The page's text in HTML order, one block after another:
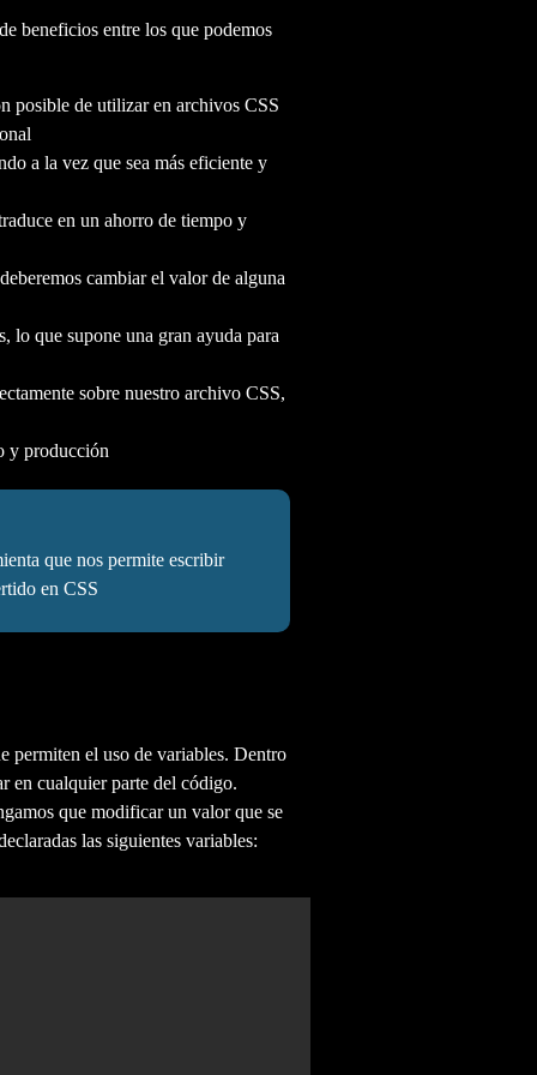
beneficios entre los que podemos
posible de utilizar en archivos CSS
a la vez que sea más eficiente y
en un ahorro de tiempo y
cambiar el valor de alguna
lo que supone una gran ayuda para
sobre nuestro archivo CSS,
y producción
que nos permite escribir
en CSS
permiten el uso de variables. Dentro
en cualquier parte del código.
que modificar un valor que se
las siguientes variables: